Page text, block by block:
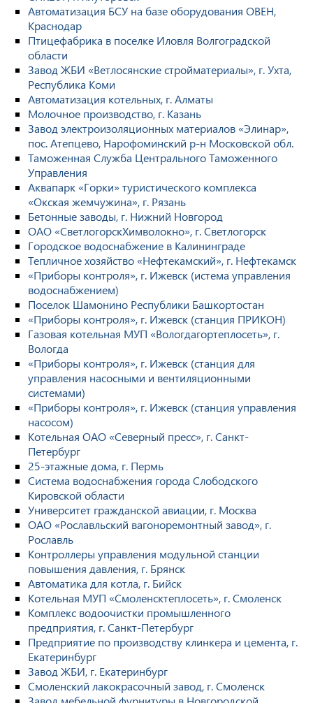
Автоматизация БСУ на базе оборудования ОВЕН,
Краснодар
Птицефабрика в поселке Иловля Волгоградской
области
Завод ЖБИ «Ветлосянские стройматериалы», г. Ухта,
Республика Коми
Автоматизация котельных, г. Алматы
Молочное производство, г. Казань
Завод электроизоляционных материалов «Элинар»,
пос. Атепцево, Нарофоминский р-н Московской обл.
Таможенная Служба Центрального Таможенного
Управления
Аквапарк «Горки» туристического комплекса
«Окская жемчужина», г. Рязань
Бетонные заводы, г. Нижний Новгород
ОАО «СветлогорскХимволокно», г. Светлогорск
Городское водоснабжение в Калининграде
Тепличное хозяйство «Нефтекамский», г. Нефтекамск
«Приборы контроля», г. Ижевск (истема управления
водоснабжением)
Поселок Шамонино Республики Башкортостан
«Приборы контроля», г. Ижевск (станция ПРИКОН)
Газовая котельная МУП «Вологдагортеплосеть», г.
Вологда
«Приборы контроля», г. Ижевск (станция для
управления насосными и вентиляционными
системами)
«Приборы контроля», г. Ижевск (станция управления
насосом)
Котельная ОАО «Северный пресс», г. Санкт-
Петербург
25-этажные дома, г. Пермь
Система водоснабжения города Слободского
Кировской области
Университет гражданской авиации, г. Москва
ОАО «Рославльский вагоноремонтный завод», г.
Рославль
Контроллеры управления модульной станции
повышения давления, г. Брянск
Автоматика для котла, г. Бийск
Котельная МУП «Смоленсктеплосеть», г. Смоленск
Комплекс водоочистки промышленного
предприятия, г. Санкт-Петербург
Предприятие по производству клинкера и цемента, г.
Екатеринбург
Завод ЖБИ, г. Екатеринбург
Смоленский лакокрасочный завод, г. Смоленск